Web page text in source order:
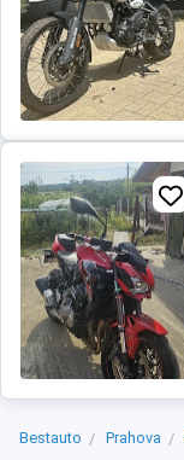
Bestauto Prahova